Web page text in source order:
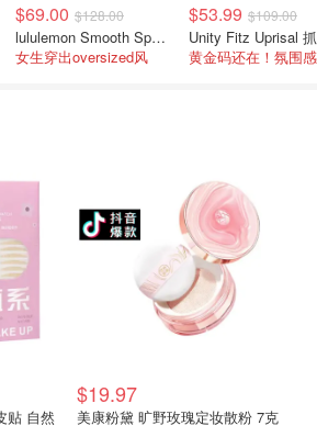
$69.00 $128.00
lululemon Smooth Spacer 经典卫衣
女生穿出oversized风
$53.99 $109.00
贴 自然
$19.97
美康粉黛 旷野玫瑰定妆散粉 7克